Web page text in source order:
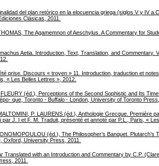
del plan retórico en la elocuencia griega (siglos V y IV
Clásicas, 2011.
The Agamemnon of Aeschylus. A Commentary for
Aetia. Introduction, Text, Translation, and Commentary.
prise. Discours « troyen » 11. Introduction, traduction et
« Les Belles Lettres », 2012.
(éd.), Perceptions of the Second Sophistic and Its
que, Toronto - Buffalo - London, University of Toronto Press,
P. LAURENS (éd.), Anthologie Grecque. Première
par J. I et F. M. Traduit, présenté et annoté par P.L., Paris, «
(éd.), The Philosopher’s Banquet. Plutarch’s
Oxford, University Press, 2011.
Translated with an Introduction and Commentary by C.P.
2011.